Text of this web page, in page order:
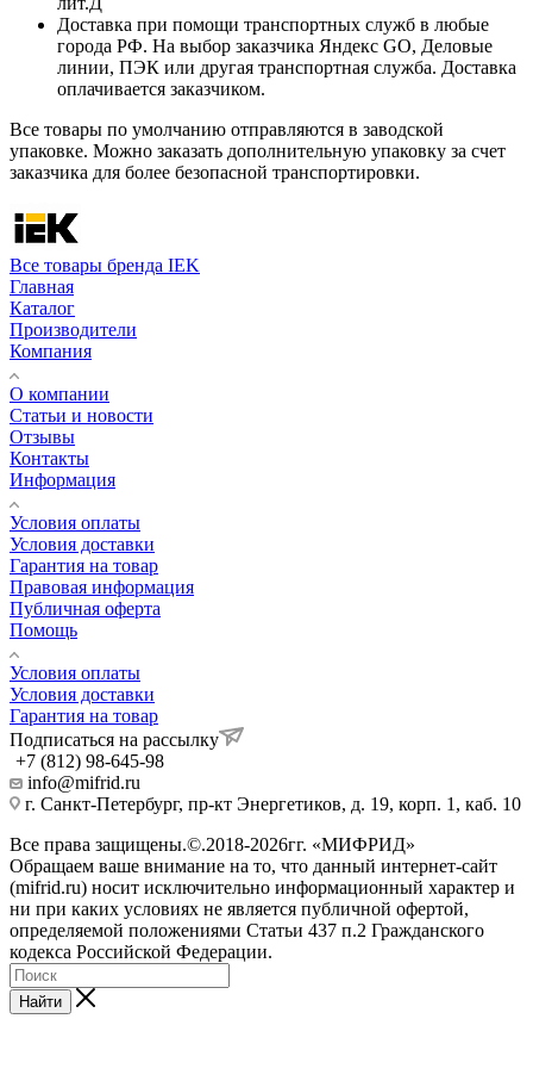
Доставка при помощи транспортных служб в любые
города РФ. На выбор заказчика Яндекс GO, Деловые
линии, ПЭК или другая транспортная служба. Доставка
оплачивается заказчиком.
Все товары по умолчанию отправляются в заводской
упаковке. Можно заказать дополнительную упаковку за счет
заказчика для более безопасной транспортировки.
Все товары бренда IEK
Главная
Каталог
Производители
Компания
О компании
Статьи и новости
Отзывы
Контакты
Информация
Условия оплаты
Условия доставки
Гарантия на товар
Правовая информация
Публичная оферта
Помощь
Условия оплаты
Условия доставки
Гарантия на товар
Подписаться на рассылку
+7 (812) 98-645-98
info@mifrid.ru
г. Санкт-Петербург, пр-кт Энергетиков, д. 19, корп. 1, каб. 10
Все права защищены.©.2018-2026гг. «МИФРИД»
Обращаем ваше внимание на то, что данный интернет-сайт
(mifrid.ru) носит исключительно информационный характер и
ни при каких условиях не является публичной офертой,
определяемой положениями Статьи 437 п.2 Гражданского
кодекса Российской Федерации.
Найти